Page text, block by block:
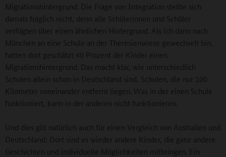
Migrationshintergrund. Die Frage von Integration stellte sich
damals folglich nicht, denn alle Schülerinnen und Schüler
verfügten über einen ähnlichen Hintergrund. Als ich dann nach
München an eine Schule an der Theresienwiese gewechselt bin,
hatten dort geschätzt 40 Prozent der Kinder einen
Migrationshintergrund. Das macht klar, wie unterschiedlich
Schulen allein schon in Deutschland sind, Schulen, die nur 100
Kilometer voneinander entfernt liegen. Was in der einen Schule
funktioniert, kann in der anderen nicht funktionieren.
Und dies gilt natürlich auch für einen Vergleich von Australien und
Deutschland: Dort sind es wieder andere Kinder, die ganz andere
Geschichten und individuelle Möglichkeiten mitbringen. Ein